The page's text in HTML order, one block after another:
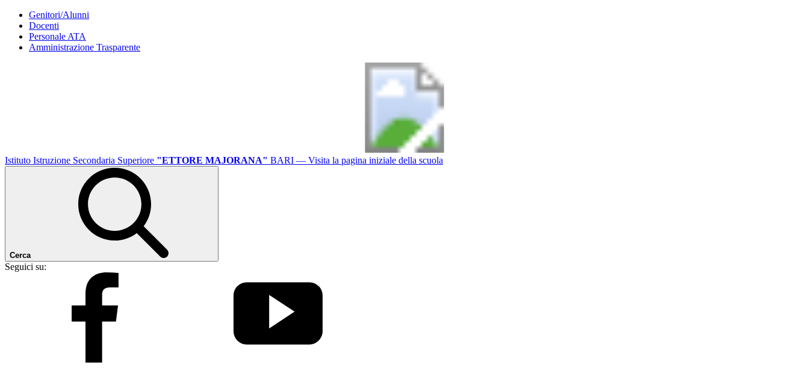
Genitori/Alunni
Docenti
Personale ATA
Amministrazione Trasparente
Istituto Istruzione Secondaria Superiore "ETTORE MAJORANA" BARI — Visita la pagina iniziale della scuola
Cerca
Seguici su: